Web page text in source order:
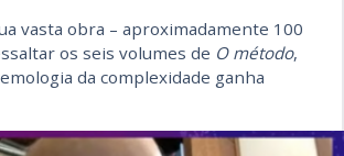
vasta obra – aproximadamente 100
os seis volumes de O método,
da complexidade ganha